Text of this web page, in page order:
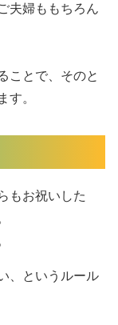
夫婦ももちろん
ことで、そのと
す。
もお祝いした
、というルール